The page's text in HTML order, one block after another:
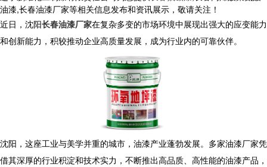
油漆,长春油漆厂家等相关信息发布和资讯展示，敬请关注！
近日，沈阳长春油漆厂家在复杂多变的市场环境中展现出强大的应变能力
和创新能力，积较推动企业高质量发展，成为行业内的可靠伙伴。
沈阳，这座工业与美学并重的城市，油漆产业蓬勃发展。多家油漆厂家凭
借其深厚的行业积淀和技术实力，不断推出高品质、高性能的油漆产品，